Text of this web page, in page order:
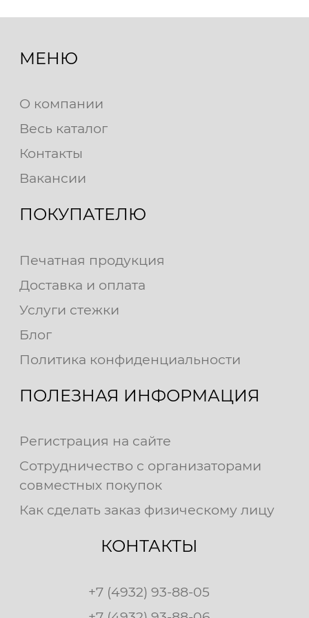
МЕНЮ
О компании
Весь каталог
Контакты
Вакансии
ПОКУПАТЕЛЮ
Печатная продукция
Доставка и оплата
Услуги стежки
Блог
Политика конфиденциальности
ПОЛЕЗНАЯ ИНФОРМАЦИЯ
Регистрация на сайте
Сотрудничество с организаторами
совместных покупок
Как сделать заказ физическому лицу
КОНТАКТЫ
+7 (4932) 93-88-05